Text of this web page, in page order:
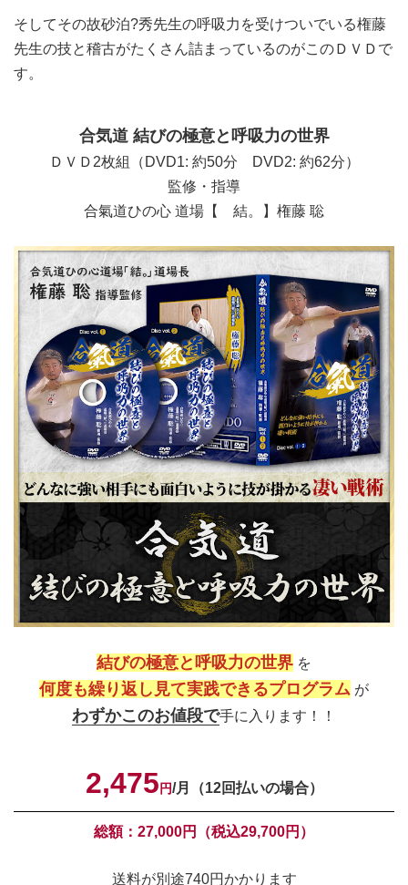
そしてその故砂泊?秀先生の呼吸力を受けついでいる権藤
先生の技と稽古がたくさん詰まっているのがこのＤＶＤで
す。
合気道 結びの極意と呼吸力の世界
ＤＶＤ2枚組（DVD1: 約50分 DVD2: 約62分）
監修・指導
合氣道ひの心 道場【 結。】権藤 聡
結びの極意と呼吸力の世界 を
何度も繰り返し見て実践できるプログラム が
わずかこのお値段で手に入ります！！
2,475 円/月（12回払いの場合）
総額：27,000円（税込29,700円）
送料が別途740円かかります